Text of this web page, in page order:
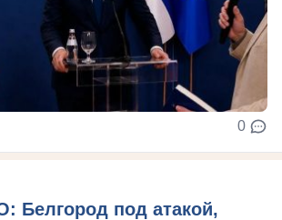
0
Белгород под атакой,